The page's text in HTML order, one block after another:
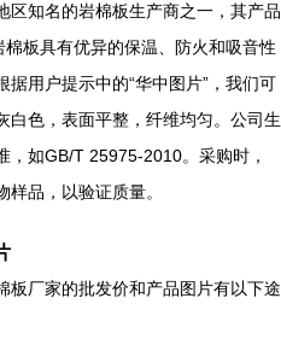
区知名的岩棉板生产商之一，其产品
棉板具有优异的保温、防火和吸音性
用户提示中的“华中图片”，我们可
白色，表面平整，纤维均匀。公司生
，如GB/T 25975-2010。采购时，
品，以验证质量。
板厂家的批发价和产品图片有以下途